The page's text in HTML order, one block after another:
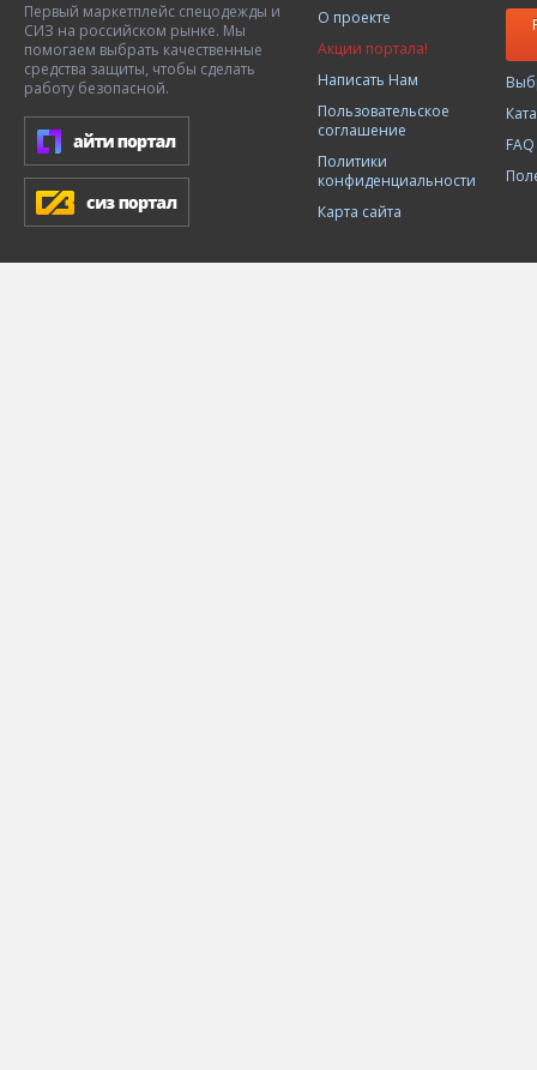
Первый маркетплейс спецодежды и
СИЗ на российском рынке. Мы
помогаем выбрать качественные
средства защиты, чтобы сделать
работу безопасной.
О проекте
Акции портала!
Написать Нам
Пользовательское
соглашение
Политики
конфиденциальности
Карта сайта
FAQ